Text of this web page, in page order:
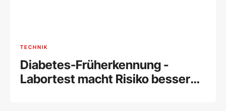
TECHNIK
Diabetes-Früherkennung -
Labortest macht Risiko besser